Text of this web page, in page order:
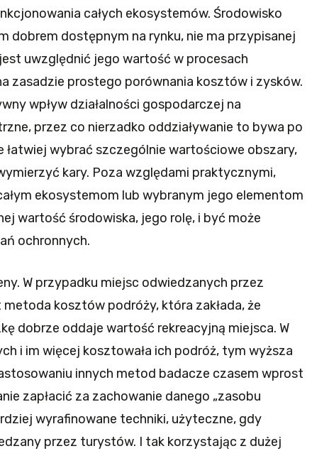
całych ekosystemów. Środowisko
dobrem dostępnym na rynku, nie ma przypisanej
uwzględnić jego wartość w procesach
zasadzie prostego porównania kosztów i zysków.
wpływ działalności gospodarczej na
przez co nierzadko oddziaływanie to bywa po
łatwiej wybrać szczególnie wartościowe obszary,
kary. Poza względami praktycznymi,
ekosystemom lub wybranym jego elementom
wartość środowiska, jego rolę, i być może
ochronnych.
W przypadku miejsc odwiedzanych przez
kosztów podróży, która zakłada, że
dobrze oddaje wartość rekreacyjną miejsca. W
i im więcej kosztowała ich podróż, tym wyższa
innych metod badacze czasem wprost
zapłacić za zachowanie danego „zasobu
wyrafinowane techniki, użyteczne, gdy
przez turystów. I tak korzystając z dużej